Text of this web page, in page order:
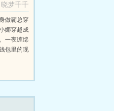
晓梦千千
做霸总穿
娜穿越成
一夜缠绵
包里的现
块现金。